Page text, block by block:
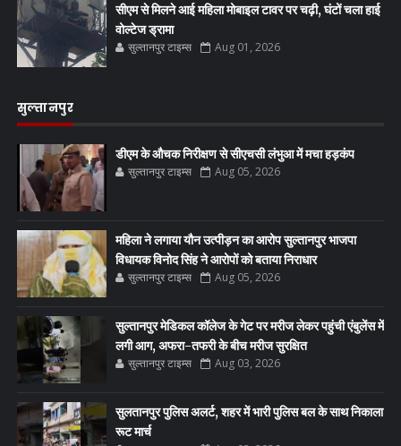
सीएम से मिलने आई महिला मोबाइल टावर पर चढ़ी, घंटों चला हाई
वोल्टेज ड्रामा
सुल्तानपुर टाइम्स Aug 01, 2026
सुल्तानपुर
डीएम के औचक निरीक्षण से सीएचसी लंभुआ में मचा हड़कंप
सुल्तानपुर टाइम्स Aug 05, 2026
महिला ने लगाया यौन उत्पीड़न का आरोप सुल्तानपुर भाजपा
विधायक विनोद सिंह ने आरोपों को बताया निराधार
सुल्तानपुर टाइम्स Aug 05, 2026
सुल्तानपुर मेडिकल कॉलेज के गेट पर मरीज लेकर पहुंची एंबुलेंस में
लगी आग, अफरा-तफरी के बीच मरीज सुरक्षित
सुल्तानपुर टाइम्स Aug 03, 2026
सुलतानपुर पुलिस अलर्ट, शहर में भारी पुलिस बल के साथ निकाला
रूट मार्च